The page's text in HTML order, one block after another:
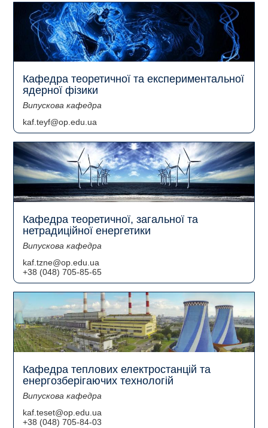
Кафедра теоретичної та експериментальної
ядерної фізики
Випускова кафедра
kaf.teyf@op.edu.ua
Кафедра теоретичної, загальної та
нетрадиційної енергетики
Випускова кафедра
kaf.tzne@op.edu.ua
+38 (048) 705-85-65
Кафедра теплових електростанцій та
енергозберігаючих технологій
Випускова кафедра
kaf.teset@op.edu.ua
+38 (048) 705-84-03